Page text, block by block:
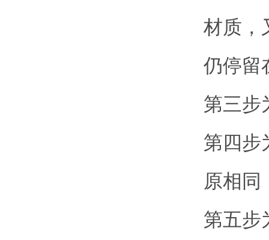
材质，
仍停留
第三步
第四步
原相同
第五步